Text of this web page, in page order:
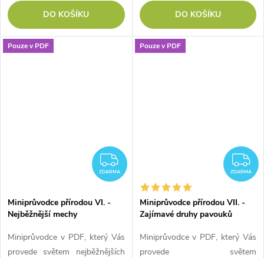
DO KOŠÍKU DO KOŠÍKU
Pouze v PDF
ZDARMA
ZDARMA
Miniprůvodce přírodou VI. -
Nejběžnější mechy
Miniprůvodce v PDF, který Vás
provede světem nejběžnějších
Pouze v PDF
ZDARMA
Miniprůvodce přírodou VII. -
Zajímavé druhy pavouků
Miniprůvodce v PDF, který Vás
provede světem